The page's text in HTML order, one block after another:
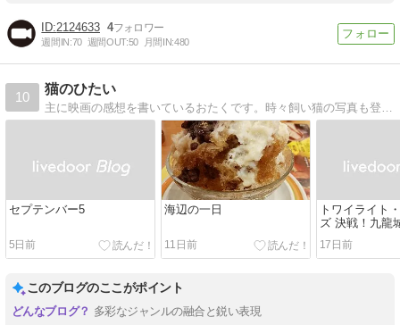
2124633 4
週間IN:70 週間OUT:50 月間IN:480
10
猫のひたい
主に映画の感想を書いているおたくです。時々飼い猫の写真も登場します。
セプテンバー5
5日前
海辺の一日
11日前
トワイライト
ズ 決戦！九龍
17日前
このブログのここがポイント
多彩なジャンルの融合と鋭い表現